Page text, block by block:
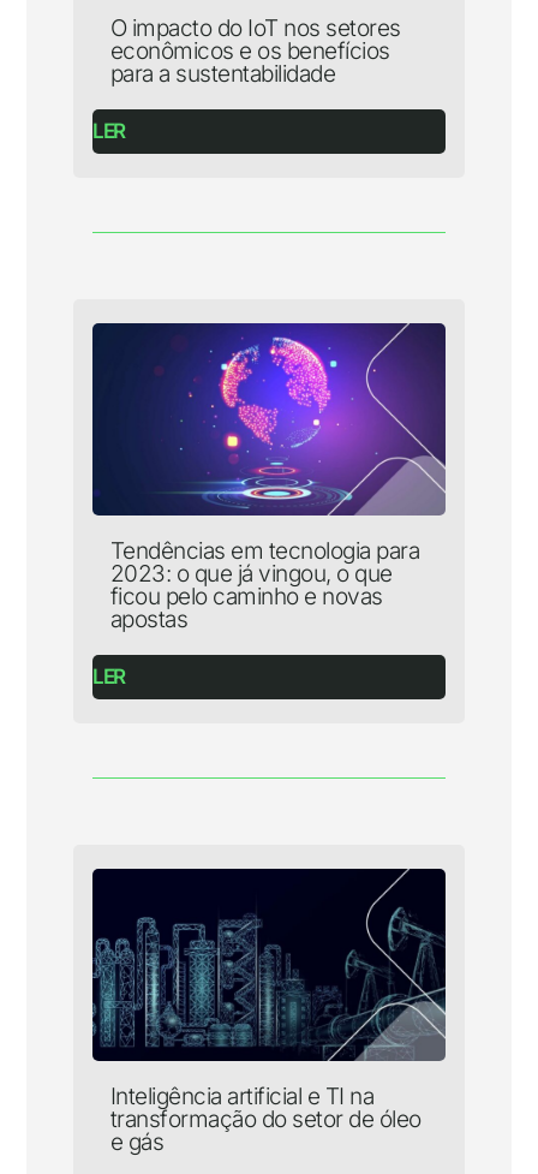
O impacto do IoT nos setores
econômicos e os benefícios
para a sustentabilidade
LER
Tendências em tecnologia para
2023: o que já vingou, o que
ficou pelo caminho e novas
apostas
LER
Inteligência artificial e TI na
transformação do setor de óleo
e gás